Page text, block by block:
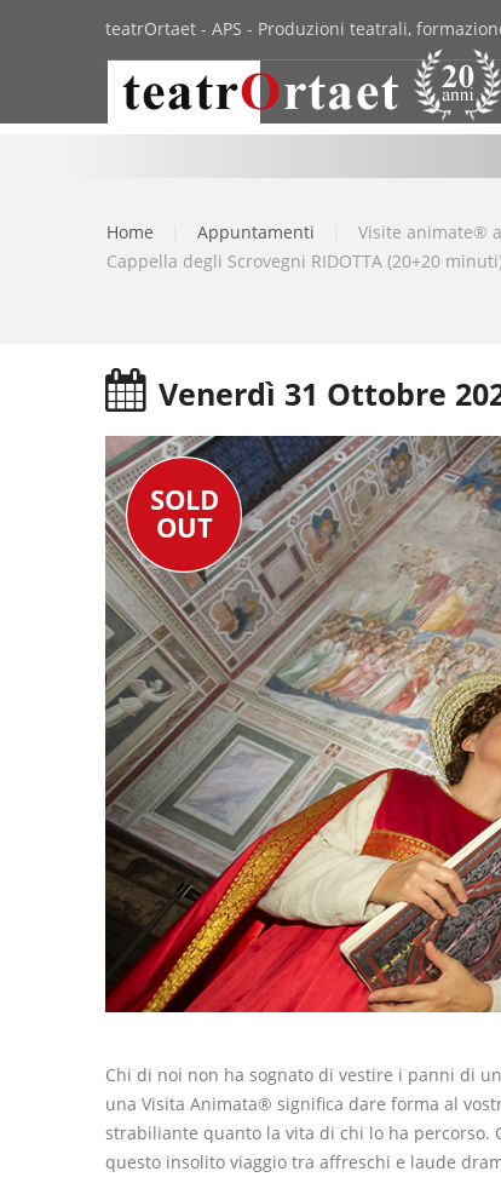
teatrOrtaet - APS - Produzioni teatrali,
Home Appuntamenti
Visite animate®
Cappella degli Scrovegni RIDOTTA (20+20
Venerdì 31 Ottobre
SOLD
OUT
Chi di noi non ha sognato di vestire i panni di
una Visita Animata® significa dare forma al
strabiliante quanto la vita di chi lo ha percorso.
questo insolito viaggio tra affreschi e laude